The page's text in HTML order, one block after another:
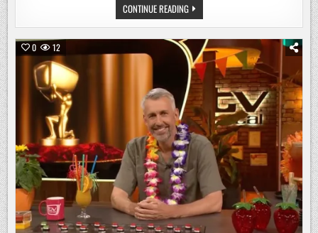
CONTINUE READING„DIE
ALLSTARS-
WG
–
WILDES
WALDABENTEUER“
AB
SOFORT
BEI
KIKA
/
DOKU-
PREMIERE
ZEIGT
OUTDOOR-
ACTION
UND
WG-
ALLTAG
OHNE
ELTERN
0 12